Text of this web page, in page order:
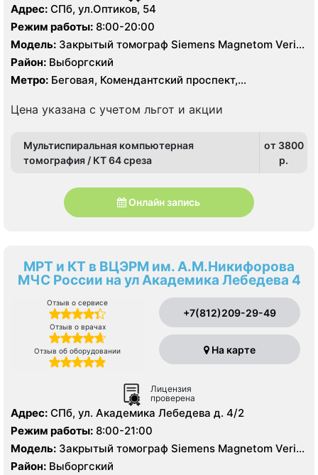
Адрес: СПб, ул.Оптиков, 54
Режим работы: 8:00-20:00
Модель: Закрытый томограф Siemens Magnetom Verio
1.5 Тесла, КТ Siemens 64 среза
Район: Выборгский
Метро: Беговая, Комендантский проспект,
Цена указана с учетом льгот и акции
Мультиспиральная компьютерная
томография / КТ 64 среза
от 3800
p.
Онлайн запись
МРТ и КТ в ВЦЭРМ им. А.М.Никифорова
МЧС России на ул Академика Лебедева 4
Отзыв о сервисе
Отзыв о врачах
Отзыв об оборудовании
+7(812)209-29-49
На карте
Лицензия
проверена
Адрес: СПб, ул. Академика Лебедева д. 4/2
Режим работы: 8:00-21:00
Модель: Закрытый томограф Siemens Magnetom Verio
3.0 Тесла, КТ Siemens Somatom Definition 64 среза
Район: Выборгский